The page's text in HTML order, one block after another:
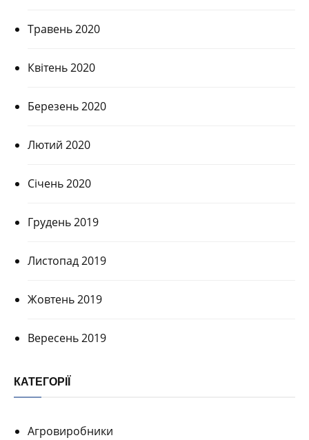
Травень 2020
Квітень 2020
Березень 2020
Лютий 2020
Січень 2020
Грудень 2019
Листопад 2019
Жовтень 2019
Вересень 2019
КАТЕГОРІЇ
Агровиробники